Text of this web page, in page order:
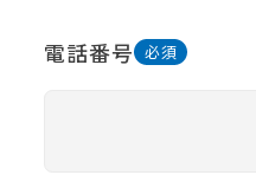
電話番号